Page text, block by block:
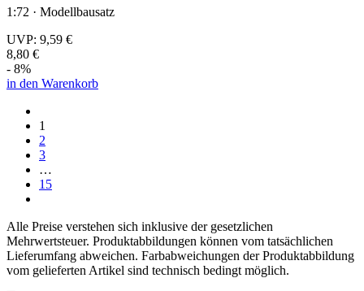
1:72 · Modellbausatz
UVP: 9,59 €
8,80 €
- 8%
in den Warenkorb
1
2
3
…
15
Alle Preise verstehen sich inklusive der gesetzlichen
Mehrwertsteuer. Produktabbildungen können vom tatsächlichen
Lieferumfang abweichen. Farbabweichungen der Produktabbildung
vom gelieferten Artikel sind technisch bedingt möglich.